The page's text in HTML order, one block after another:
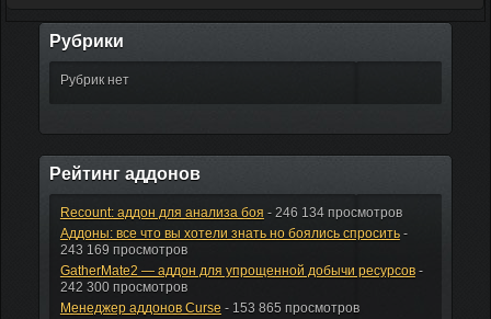
Рубрики
Рубрик нет
Рейтинг аддонов
Recount: аддон для анализа боя - 246 134 просмотров
Аддоны: все что вы хотели знать но боялись спросить-
243 169 просмотров
GatherMate2 — аддон для упрощенной добычи ресурсов-
242 300 просмотров
Менеджер аддонов Curse - 153 865 просмотров